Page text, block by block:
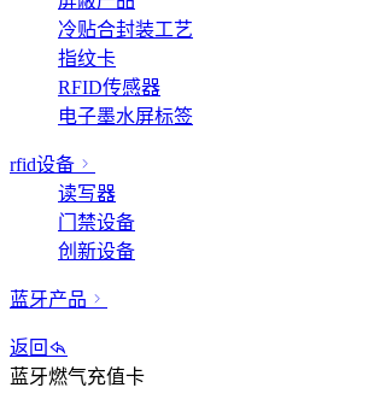
冷贴合封装工艺
指纹卡
RFID传感器
电子墨水屏标签
rfid设备
读写器
门禁设备
创新设备
蓝牙产品
返回
蓝牙燃气充值卡